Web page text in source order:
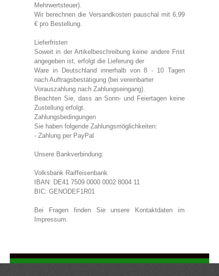
Aufkleber & Handys & Mousepads
Taschen
Polo`s & Hemden
Wimpel & Fanschal & Schirme
Kappen & Mützen
Alles fürs Bad
Leinwände und Kissen
Alles für die Kids
Jacken
Long Sleeve & Tank Top
Gutscheine
Jogging & Shorts
GOODING
Mehrwertsteuer).
Wir berechnen die Versandkosten pauschal mit 6,99
€ pro Bestellung.
Lieferfristen
Soweit in der Artikelbeschreibung keine andere Frist
angegeben ist, erfolgt die Lieferung der
Ware in Deutschland innerhalb von 8 - 10 Tagen
nach Auftragsbestätigung (bei vereinbarter
Vorauszahlung nach Zahlungseingang).
Beachten Sie, dass an Sonn- und Feiertagen keine
Zustellung erfolgt.
Zahlungsbedingungen
Sie haben folgende Zahlungsmöglichkeiten:
- Zahlung per PayPal
Unsere Bankverbindung:
Volksbank Raiffeisenbank
IBAN: DE41 7509 0000 0002 8004 11
BIC: GENODEF1R01
Bei Fragen finden Sie unsere Kontaktdaten im
Impressum.